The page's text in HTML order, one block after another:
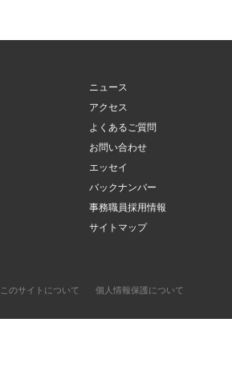
ニュース
アクセス
よくあるご質問
お問い合わせ
エッセイ
バックナンバー
事務職員採用情報
サイトマップ
このサイトについて 個人情報保護について